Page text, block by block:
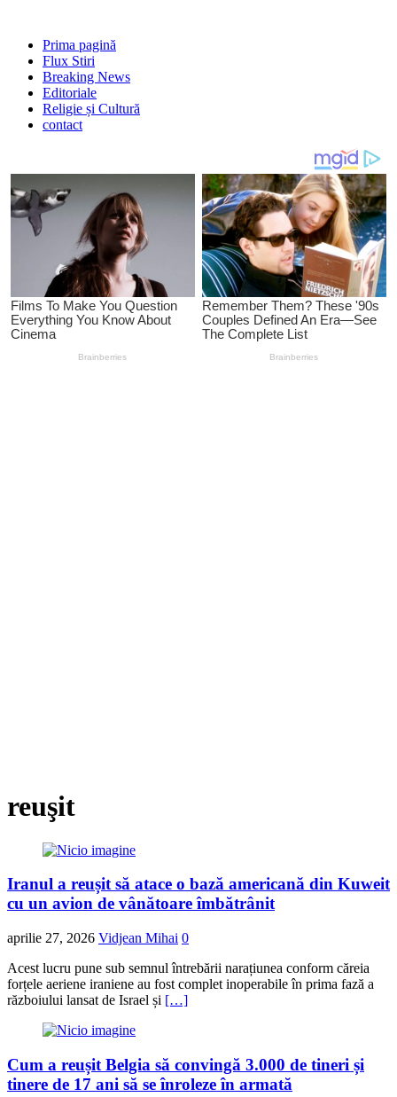
Prima pagină
Flux Stiri
Breaking News
Editoriale
Religie și Cultură
contact
reuşit
Iranul a reușit să atace o bază americană din Kuweit
cu un avion de vânătoare îmbătrânit
aprilie 27, 2026 Vidjean Mihai 0
Acest lucru pune sub semnul întrebării narațiunea conform căreia
forțele aeriene iraniene au fost complet inoperabile în prima fază a
războiului lansat de Israel și […]
Cum a reușit Belgia să convingă 3.000 de tineri și
tinere de 17 ani să se înroleze în armată